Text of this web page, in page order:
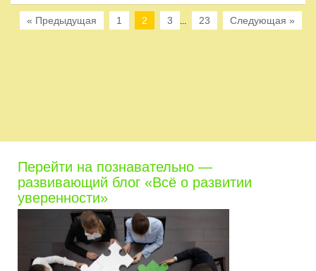
« Предыдущая 1 2 3 23 Следующая »
Перейти на познавательно —
развивающий блог «Всё о развитии
уверенности»